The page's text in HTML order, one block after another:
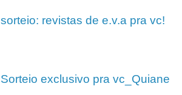
sorteio: revistas de e.v.a pra vc!
Sorteio exclusivo pra vc_Quiane